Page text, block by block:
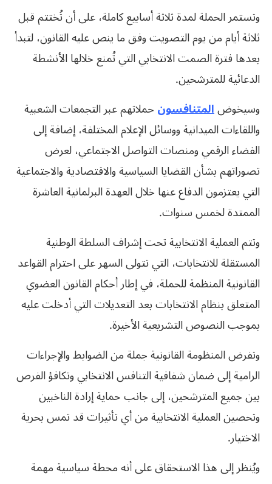
وتستمر الحملة لمدة ثلاثة أسابيع كاملة، على أن تُختتم قبل
ثلاثة أيام من يوم التصويت وفق ما ينص عليه القانون، لتبدأ
بعدها فترة الصمت الانتخابي التي تُمنع خلالها الأنشطة
الدعائية للمترشحين.
وسيخوضالمتنافسونحملاتهم عبر التجمعات الشعبية
واللقاءات الميدانية ووسائل الإعلام المختلفة، إضافة إلى
الفضاء الرقمي ومنصات التواصل الاجتماعي، لعرض
تصوراتهم بشأن القضايا السياسية والاقتصادية والاجتماعية
التي يعتزمون الدفاع عنها خلال العهدة البرلمانية العاشرة
الممتدة لخمس سنوات.
وتتم العملية الانتخابية تحت إشراف السلطة الوطنية
المستقلة للانتخابات، التي تتولى السهر على احترام القواعد
القانونية المنظمة للحملة، في إطار أحكام القانون العضوي
المتعلق بنظام الانتخابات بعد التعديلات التي أدخلت عليه
بموجب النصوص التشريعية الأخيرة.
وتفرض المنظومة القانونية جملة من الضوابط والإجراءات
الرامية إلى ضمان شفافية التنافس الانتخابي وتكافؤ الفرص
بين جميع المترشحين، إلى جانب حماية إرادة الناخبين
وتحصين العملية الانتخابية من أي تأثيرات قد تمس بحرية
الاختيار.
ويُنظر إلى هذا الاستحقاق على أنه محطة سياسية مهمة